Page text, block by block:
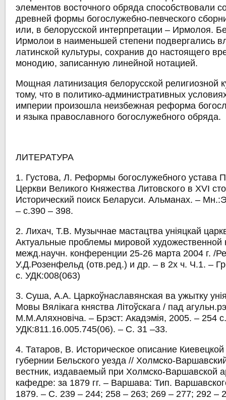
элементов восточного обряда способствовали
древней формы богослужебно-певческого
или, в белорусской интерпретации – Ирмолоя.
Ирмолои в наименьшей степени подвергались
латинской культуры, сохранив до настоящего
монодию, записанную линейной нотацией.
Мощная латинизация белорусской религиозной
тому, что в политико-административных
империи произошла неизбежная реформа
и языка православного богослужебного обряда.
ЛИТЕРАТУРА
1. Густова, Л. Реформы богослужебного устава
Церкви Великого Княжества Литовского в XVI
Исторический поиск Беларуси. Альманах. –
– с.390 – 398.
2. Лихач, Т.В. Музычнае мастацтва уніяцкай
Актуальные проблемы мировой художественной
межд.научн. конференции 25-26 марта 2004 г. /
У.Д.Розенфельд (отв.ред.) и др. – в 2х ч. Ч.1. –
с. УДК:008(063)
3. Суша, А.А. Царкоўнаславянская ва ужытку
Мовы Вялікага княства Літоўскага / пад
М.М.Аляхновіча. – Брэст: Акадэмія, 2005. – 254
УДК:811.16.005.745(06). – С. 31 –33.
4. Татаров, В. Историческое описание
губернии Бельского уезда // Холмско-
вестник, издаваемый при Холмско-Варшавской
кафедре: за 1879 гг. – Варшава: Тип.
1879. – С. 239 – 244; 258 – 263; 269 – 277; 292 –